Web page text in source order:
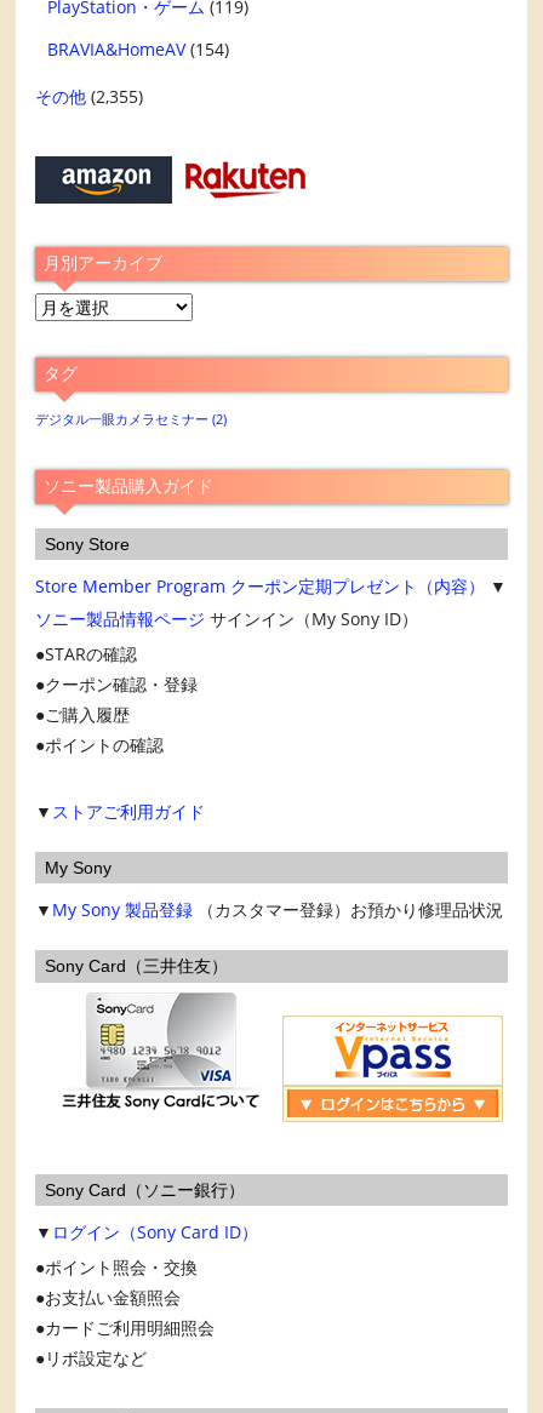
PlayStation・ゲーム (119)
BRAVIA&HomeAV(154)
その他 (2,355)
月別アーカイブ
月
ア
ー
カ
ブ
タグ
デジタル一眼カメラセミナー (2)
ソニー製品購入ガイド
Sony Store
Store Member Program クーポン定期プレゼント（内容）
▼
ソニー製品情報ページ サインイン（My Sony ID）
STARの確認
クーポン確認・登録
ご購入履歴
ポイントの確認
▼ ストアご利用ガイド
My Sony
▼ My Sony 製品登録 （カスタマー登録）お預かり修理品状況
Sony Card（三井住友）
Sony Card（ソニー銀行）
▼ ログイン（Sony Card ID）
ポイント照会・交換
お支払い金額照会
カードご利用明細照会
リボ設定など